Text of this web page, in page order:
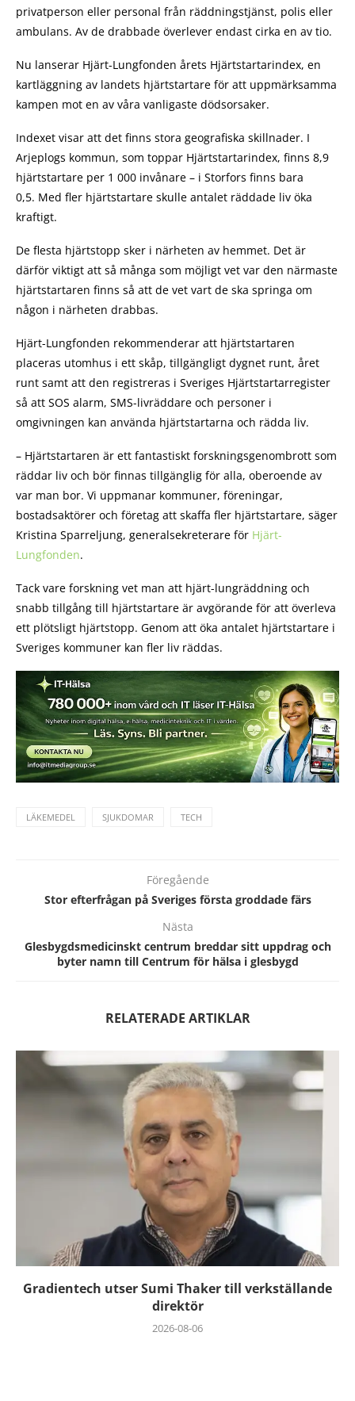
privatperson eller personal från räddningstjänst, polis eller
ambulans. Av de drabbade överlever endast cirka en av tio.
Nu lanserar Hjärt-Lungfonden årets Hjärtstartarindex, en
kartläggning av landets hjärtstartare för att uppmärksamma
kampen mot en av våra vanligaste dödsorsaker.
Indexet visar att det finns stora geografiska skillnader. I
Arjeplogs kommun, som toppar Hjärtstartarindex, finns 8,9
hjärtstartare per 1 000 invånare – i Storfors finns bara
0,5. Med fler hjärtstartare skulle antalet räddade liv öka
kraftigt.
De flesta hjärtstopp sker i närheten av hemmet. Det är
därför viktigt att så många som möjligt vet var den närmaste
hjärtstartaren finns så att de vet vart de ska springa om
någon i närheten drabbas.
Hjärt-Lungfonden rekommenderar att hjärtstartaren
placeras utomhus i ett skåp, tillgängligt dygnet runt, året
runt samt att den registreras i Sveriges Hjärtstartarregister
så att SOS alarm, SMS-livräddare och personer i
omgivningen kan använda hjärtstartarna och rädda liv.
– Hjärtstartaren är ett fantastiskt forskningsgenombrott som
räddar liv och bör finnas tillgänglig för alla, oberoende av
var man bor. Vi uppmanar kommuner, föreningar,
bostadsaktörer och företag att skaffa fler hjärtstartare, säger
Kristina Sparreljung, generalsekreterare för Hjärt-
Lungfonden.
Tack vare forskning vet man att hjärt-lungräddning och
snabb tillgång till hjärtstartare är avgörande för att överleva
ett plötsligt hjärtstopp. Genom att öka antalet hjärtstartare i
Sveriges kommuner kan fler liv räddas.
LÄKEMEDEL SJUKDOMAR TECH
Föregående
Stor efterfrågan på Sveriges första groddade färs
Nästa
Glesbygdsmedicinskt centrum breddar sitt uppdrag och
byter namn till Centrum för hälsa i glesbygd
RELATERADE ARTIKLAR
Gradientech utser Sumi Thaker till verkställande
direktör
2026-08-06